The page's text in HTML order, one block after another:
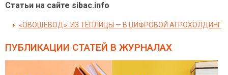
Статьи на сайте sibac.info
«ОВОЩЕВОД»: ИЗ ТЕПЛИЦЫ — В ЦИФРОВОЙ АГРОХОЛДИНГ
ПУБЛИКАЦИИ СТАТЕЙ В ЖУРНАЛАХ